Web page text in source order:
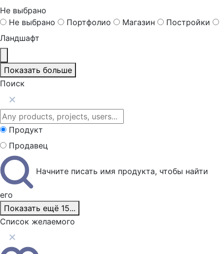
Не выбрано
Не выбрано
Портфолио Магазин
Постройки
Ландшафт
Показать больше
Поиск
Продукт
Продавец
Начните писать имя продукта, чтобы найти
его
Показать ещё 15...
Список желаемого